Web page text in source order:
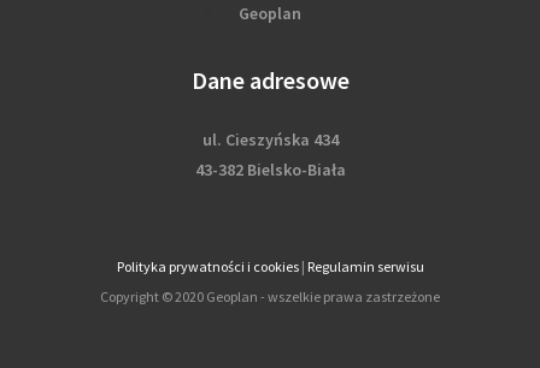
Geoplan
Dane adresowe
ul. Cieszyńska 434
43-382 Bielsko-Biała
Polityka prywatności i cookies| Regulamin serwisu
Copyright © 2020 Geoplan - wszelkie prawa zastrzeżone